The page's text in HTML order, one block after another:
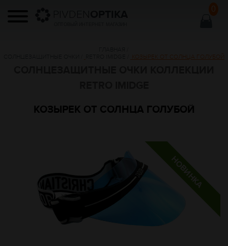
0
КОЗЫРЕК ОТ СОЛНЦА ГОЛУБОЙ
КОЗЫРЕК ОТ СОЛНЦА ГОЛУБОЙ